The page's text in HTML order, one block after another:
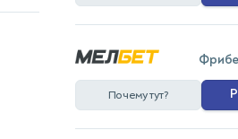
Почему тут?